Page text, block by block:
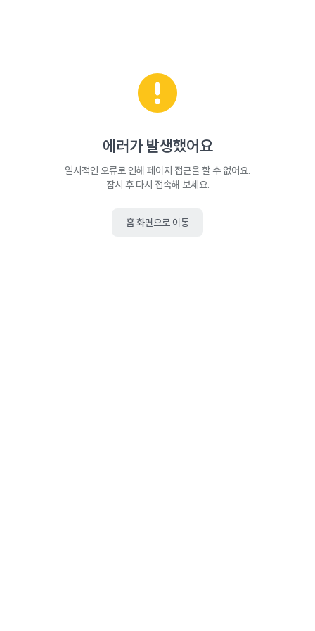
에러가 발생했어요
일시적인 오류로 인해 페이지 접근을 할 수 없어요.
잠시 후 다시 접속해 보세요.
홈 화면으로 이동